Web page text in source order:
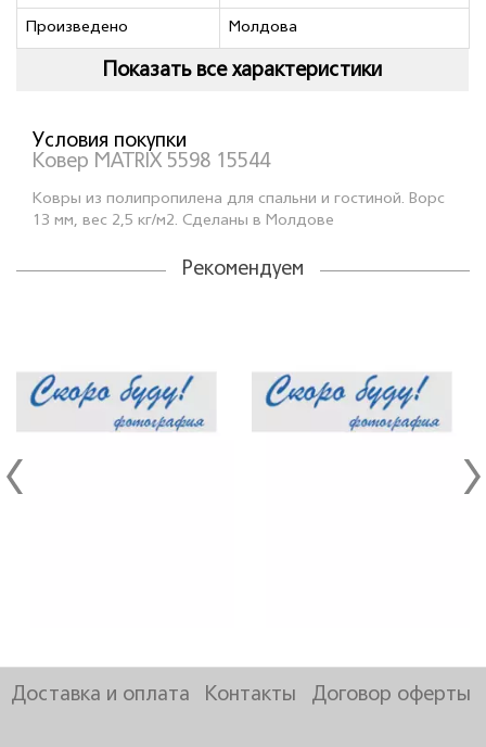
Произведено Молдова
Показать все характеристики
Условия покупки
Ковер MATRIX 5598 15544
Ковры из полипропилена для спальни и гостиной. Ворс
13 мм, вес 2,5 кг/м2. Сделаны в Молдове
Рекомендуем
Доставка и оплата Контакты Договор оферты